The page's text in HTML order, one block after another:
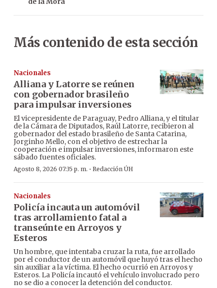
Más contenido de esta sección
Nacionales
Alliana y Latorre se reúnen
con gobernador brasileño
para impulsar inversiones
El vicepresidente de Paraguay, Pedro Alliana, y el titular
de la Cámara de Diputados, Raúl Latorre, recibieron al
gobernador del estado brasileño de Santa Catarina,
Jorginho Mello, con el objetivo de estrechar la
cooperación e impulsar inversiones, informaron este
sábado fuentes oficiales.
Agosto 8, 2026 07:35 p. m. · Redacción ÚH
Nacionales
Policía incauta un automóvil
tras arrollamiento fatal a
transeúnte en Arroyos y
Esteros
Un hombre, que intentaba cruzar la ruta, fue arrollado
por el conductor de un automóvil que huyó tras el hecho
sin auxiliar a la víctima. El hecho ocurrió en Arroyos y
Esteros. La Policía incautó el vehículo involucrado pero
no se dio a conocer la detención del conductor.